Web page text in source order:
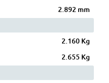
2.892 mm
2.160 Kg
2.655 Kg